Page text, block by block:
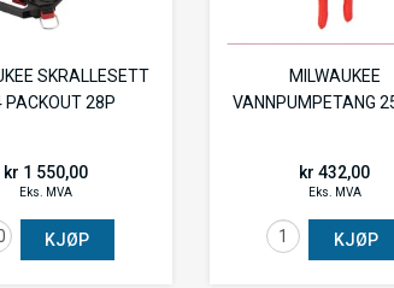
SKRALLESETT
PACKOUT 28P
kr 1 550,00
Eks. MVA
KJØP
MILWAUKEE
VANNPUMPETANG
kr 432,00
Eks. MVA
KJØP